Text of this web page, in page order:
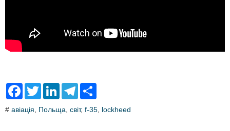
F
e
T
t
L
k
T
e
r
# авіація Польща світ, f-35 lockheed